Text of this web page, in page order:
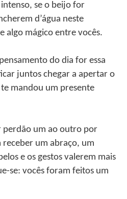
se o beijo for
d’água neste
algo mágico entre vocês.
do dia for essa
juntos chegar a apertar o
mandou um presente
perdão um ao outro por
um abraço, um
e os gestos valerem mais
se: vocês foram feitos um